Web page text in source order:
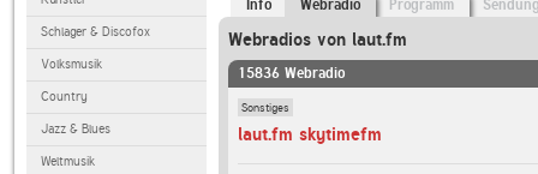
Schlager & Discofox
Volksmusik
Country
Jazz & Blues
Weltmusik
Info Webradio Programm
Webradios von laut.fm
15836 Webradio
Sonstiges
laut.fm skytimefm